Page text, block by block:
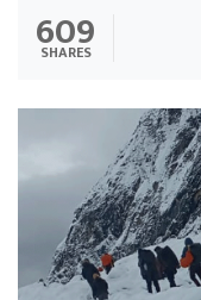
609
SHARES